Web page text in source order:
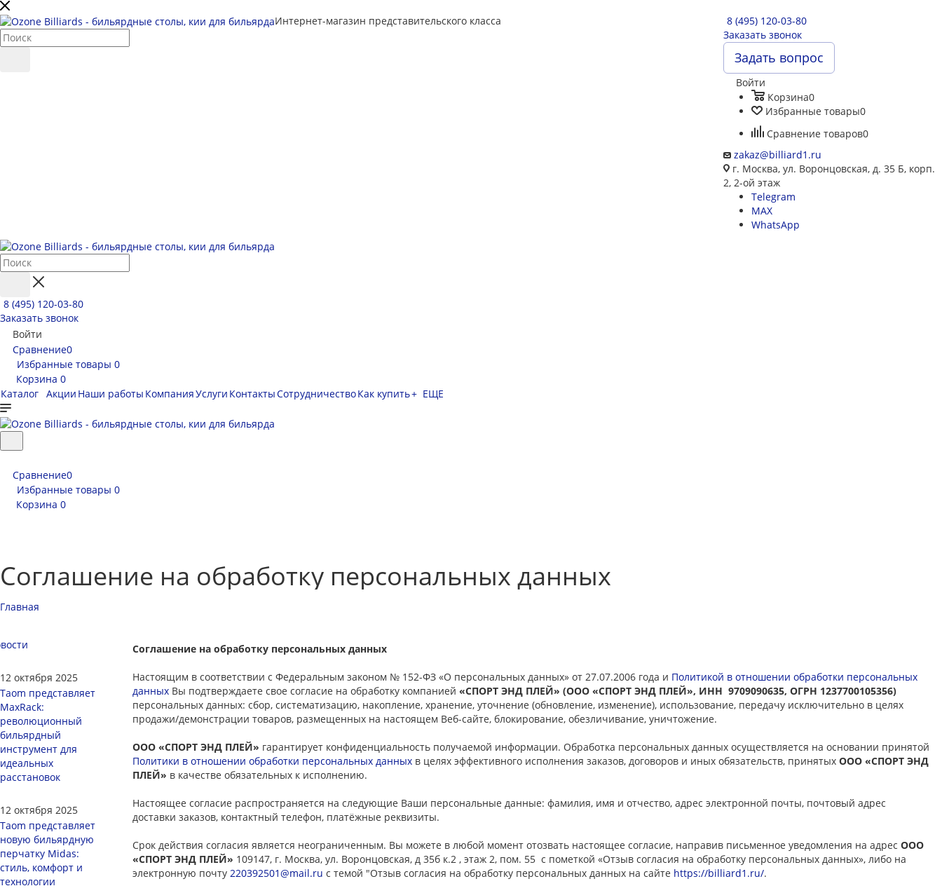
Интернет-магазин представительского класса
8 (495) 120-03-80
Заказать звонок
Задать вопрос
Войти
Корзина0
Избранные товары0
Сравнение товаров0
zakaz@billiard1.ru
г. Москва, ул. Воронцовская, д. 35 Б, корп.
2, 2-ой этаж
Telegram
MAX
WhatsApp
8 (495) 120-03-80
Заказать звонок
Войти
Сравнение0
Избранные товары 0
Корзина 0
Каталог Акции Наши работы КомпанияУслуги КонтактыСотрудничествоКак купить+ ЕЩЕ
Сравнение0
Избранные товары 0
Корзина 0
Соглашение на обработку персональных данных
Главная
Соглашение на обработку персональных данных
Настоящим в соответствии с Федеральным законом № 152-ФЗ «О персональных данных» от 27.07.2006 года и Политикой в отношении обработки персональных
данных Вы подтверждаете свое согласие на обработку компанией «СПОРТ ЭНД ПЛЕЙ» (ООО «СПОРТ ЭНД ПЛЕЙ», ИНН 9709090635, ОГРН 1237700105356)
персональных данных: сбор, систематизацию, накопление, хранение, уточнение (обновление, изменение), использование, передачу исключительно в целях
продажи/демонстрации товаров, размещенных на настоящем Веб-сайте, блокирование, обезличивание, уничтожение.
ООО «СПОРТ ЭНД ПЛЕЙ» гарантирует конфиденциальность получаемой информации. Обработка персональных данных осуществляется на основании принятой
Политики в отношении обработки персональных данных в целях эффективного исполнения заказов, договоров и иных обязательств, принятых ООО «СПОРТ ЭНД
ПЛЕЙ» в качестве обязательных к исполнению.
Настоящее согласие распространяется на следующие Ваши персональные данные: фамилия, имя и отчество, адрес электронной почты, почтовый адрес
доставки заказов, контактный телефон, платёжные реквизиты.
Срок действия согласия является неограниченным. Вы можете в любой момент отозвать настоящее согласие, направив письменное уведомления на адрес ООО
«СПОРТ ЭНД ПЛЕЙ» 109147, г. Москва, ул. Воронцовская, д 35б к.2 , этаж 2, пом. 55 с пометкой «Отзыв согласия на обработку персональных данных», либо на
электронную почту 220392501@mail.ru с темой "Отзыв согласия на обработку персональных данных на сайте https://billiard1.ru/.
12 октября 2025
Taom представляет
MaxRack:
революционный
бильярдный
инструмент для
идеальных
расстановок
12 октября 2025
Taom представляет
новую бильярдную
перчатку Midas:
стиль, комфорт и
технологии